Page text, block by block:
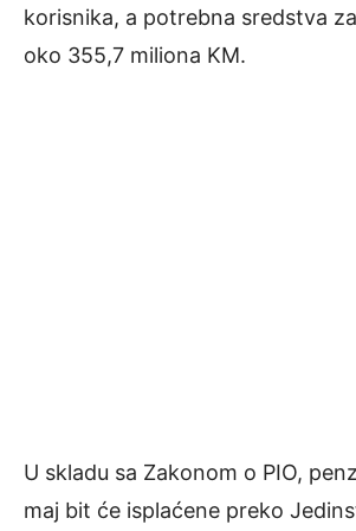
korisnika, a potrebna sredstva
oko 355,7 miliona KM.
U skladu sa Zakonom o PIO,
maj bit će isplaćene preko